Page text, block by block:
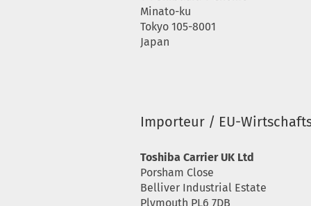
Minato-ku
Tokyo 105-8001
Japan
Importeur / EU-
Toshiba Carrier UK Ltd
Porsham Close
Belliver Industrial Estate
Plymouth PL6 7DB